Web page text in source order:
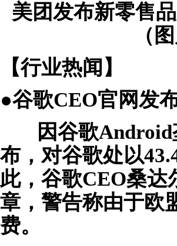
美团发布新零售
（
【行业热闻】
●谷歌CEO官网发
因谷歌Android
布，对谷歌处以
此，谷歌CEO桑达
章，警告称由于欧
费。